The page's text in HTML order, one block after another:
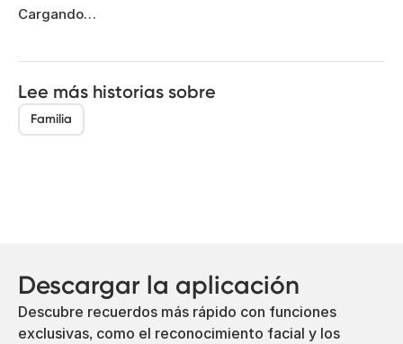
Cargando…
Lee más historias sobre
Familia
Descargar la aplicación
Descubre recuerdos más rápido con funciones
exclusivas, como el reconocimiento facial y los